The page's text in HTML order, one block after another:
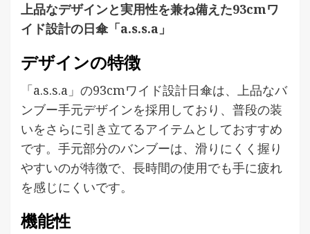
上品なデザインと実用性を兼ね備えた93cmワ
イド設計の日傘「a.s.s.a」
デザインの特徴
「a.s.s.a」の93cmワイド設計日傘は、上品なバ
ンブー手元デザインを採用しており、普段の装
いをさらに引き立てるアイテムとしておすすめ
です。手元部分のバンブーは、滑りにくく握り
やすいのが特徴で、長時間の使用でも手に疲れ
を感じにくいです。
機能性